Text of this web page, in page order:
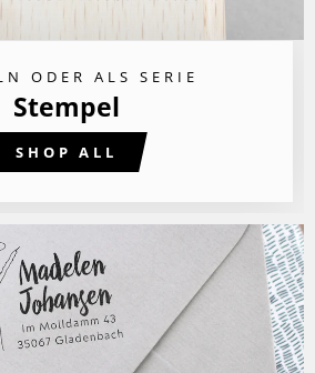
ODER ALS SERIE
Stempel
SHOP ALL